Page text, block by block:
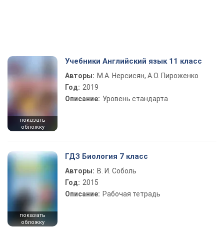
показать
обложку
Учебники Английский язык 11 класс
Авторы: М.А. Нерсисян, А.О. Пироженко
Год: 2019
Описание: Уровень стандарта
показать
обложку
ГДЗ Биология 7 класс
Авторы: В. И. Соболь
Год: 2015
Описание: Рабочая тетрадь